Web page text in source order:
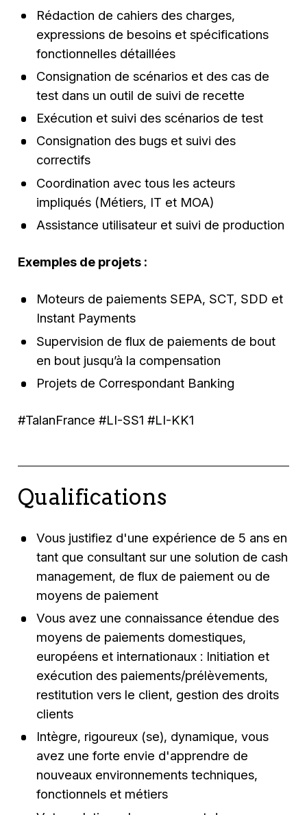
Rédaction de cahiers des charges,
expressions de besoins et spécifications
fonctionnelles détaillées
Consignation de scénarios et des cas de
test dans un outil de suivi de recette
Exécution et suivi des scénarios de test
Consignation des bugs et suivi des
correctifs
Coordination avec tous les acteurs
impliqués (Métiers, IT et MOA)
Assistance utilisateur et suivi de production
Exemples de projets :
Moteurs de paiements SEPA, SCT, SDD et
Instant Payments
Supervision de flux de paiements de bout
en bout jusqu’à la compensation
Projets de Correspondant Banking
#TalanFrance #LI-SS1 #LI-KK1
Qualifications
Vous justifiez d'une expérience de 5 ans en
tant que consultant sur une solution de cash
management, de flux de paiement ou de
moyens de paiement
Vous avez une connaissance étendue des
moyens de paiements domestiques,
européens et internationaux : Initiation et
exécution des paiements/prélèvements,
restitution vers le client, gestion des droits
clients
Intègre, rigoureux (se), dynamique, vous
avez une forte envie d'apprendre de
nouveaux environnements techniques,
fonctionnels et métiers